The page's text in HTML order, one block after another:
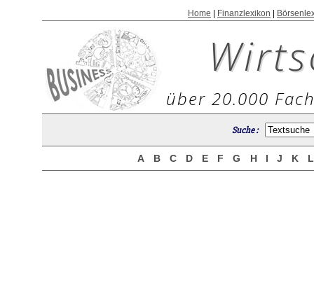
Home Finanzlexikon
über 20.000
Suche :
A B C D E F G H I J K